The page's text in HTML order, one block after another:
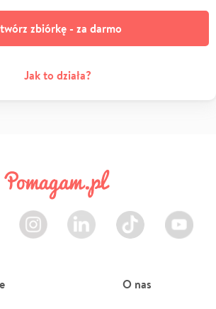
zbiórkę - za darmo
Jak to działa?
Instagram LinkedIn TikTok Youtube
O nas